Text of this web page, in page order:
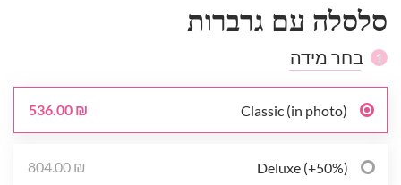
סלסלה עם גרברות
1 בחר מידה
Classic (in photo)
536.00 ₪
Deluxe (+50%)
804.00 ₪